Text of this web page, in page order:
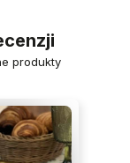
produkty